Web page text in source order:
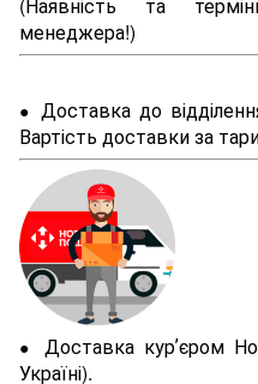
(Наявність та
менеджера!)
● Доставка до
Вартість доставки за
● Доставка курʼєром
Україні).